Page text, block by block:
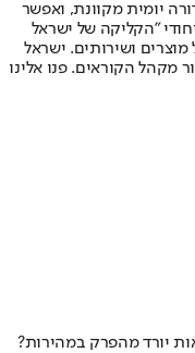
יומית מקוונת, ואפשר
"הקליקה של ישראל
ושירותים. ישראל
מקהל הקוראים. פנו אלינו
יורד מהפרק במהירות?